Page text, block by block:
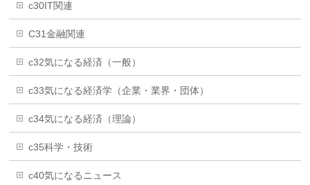
c30IT関連
C31金融関連
c32気になる経済（一般）
c33気になる経済学（企業・業界・団体）
c34気になる経済（理論）
c35科学・技術
c40気になるニュース